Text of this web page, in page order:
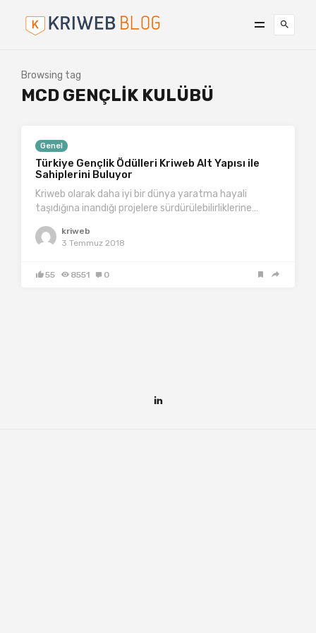
Browsing tag
MCD GENÇLIK KULÜBÜ
Genel
Türkiye Gençlik Ödülleri Kriweb Alt Yapısı ile
Sahiplerini Buluyor
Kriweb olarak daha iyi bir dünya yaratma hayali
taşıdığına inandığı projelere sürdürülebilirliklerine…
kriweb
3 Temmuz 2018
55 8551 0